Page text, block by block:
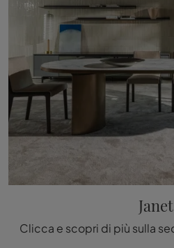
Janet